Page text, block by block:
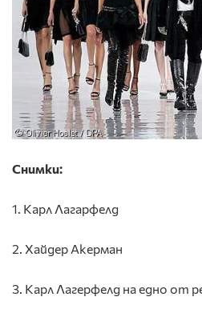
Снимки:
1. Карл Лагарфелд
2. Хайдер Акерман
3. Карл Лагерфелд на едно от